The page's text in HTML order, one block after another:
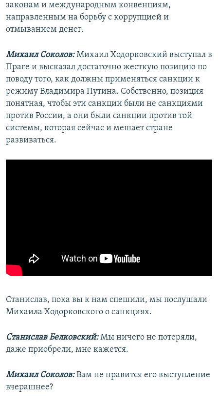
законам и международным конвенциям,
направленным на борьбу с коррупцией и
отмыванием денег.
Михаил Соколов:Михаил Ходорковский выступал в
Праге и высказал достаточно жесткую позицию по
поводу того, как должны применяться санкции к
режиму Владимира Путина. Собственно, позиция
понятная, чтобы эти санкции были не санкциями
против России, а они были санкции против той
системы, которая сейчас и мешает стране
развиваться.
Станислав, пока вы к нам спешили, мы послушали
Михаила Ходорковского о санкциях.
Станислав Белковский:Мы ничего не потеряли,
даже приобрели, мне кажется.
Михаил Соколов:Вам не нравится его выступление
вчерашнее?